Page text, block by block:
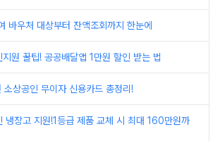
바우처 대상부터 잔액조회까지 한눈에
지원 꿀팁! 공공배달앱 1만원 할인 받는 법
상공인 무이자 신용카드 총정리!
냉장고 지원!1등급 제품 교체 시 최대 160만원까